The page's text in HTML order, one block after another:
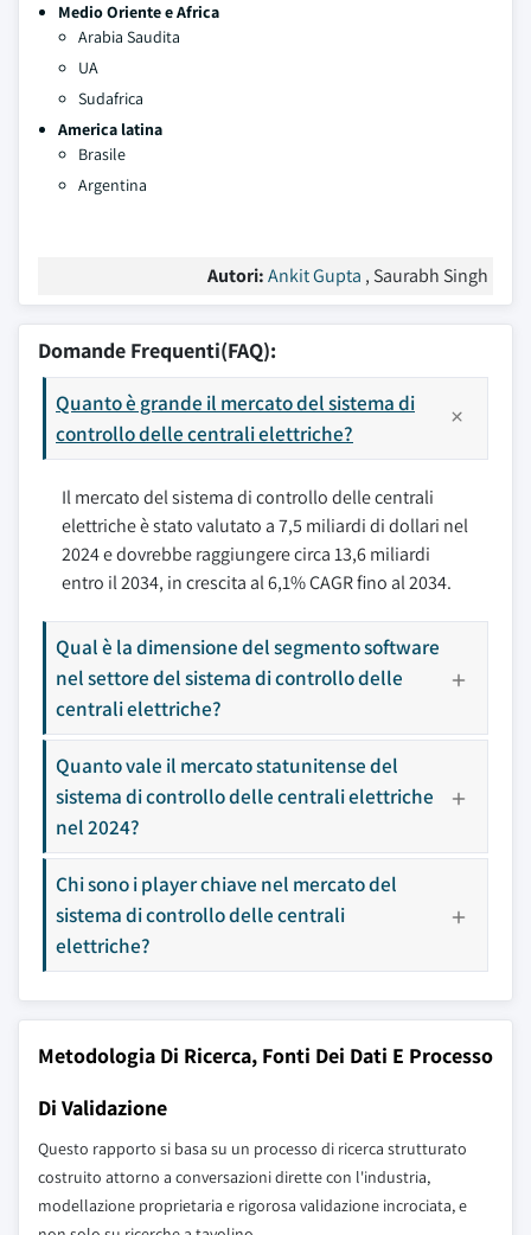
Medio Oriente e Africa
Arabia Saudita
UA
Sudafrica
America latina
Brasile
Argentina
Autori:Ankit Gupta , Saurabh Singh
Domande Frequenti(FAQ):
Quanto è grande il mercato del sistema di
controllo delle centrali elettriche?
Il mercato del sistema di controllo delle centrali
elettriche è stato valutato a 7,5 miliardi di dollari nel
2024 e dovrebbe raggiungere circa 13,6 miliardi
entro il 2034, in crescita al 6,1% CAGR fino al 2034.
Qual è la dimensione del segmento software
nel settore del sistema di controllo delle
centrali elettriche?
Quanto vale il mercato statunitense del
sistema di controllo delle centrali elettriche
nel 2024?
Chi sono i player chiave nel mercato del
sistema di controllo delle centrali
elettriche?
Metodologia Di Ricerca, Fonti Dei Dati E Processo
Di Validazione
Questo rapporto si basa su un processo di ricerca strutturato
costruito attorno a conversazioni dirette con l'industria,
modellazione proprietaria e rigorosa validazione incrociata, e